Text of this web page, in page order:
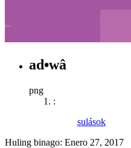
ad•wâ
png
:
sulások
Huling binago: Enero 27, 2017